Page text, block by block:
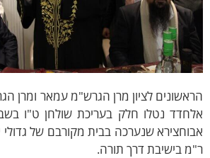
לציון מרן הגרש"מ עמאר ומרן
נטלו חלק בעריכת שולחן ט"ו בשבט
שנערכה בבית מקורבם של גדולי
בישיבת דרך תורה.